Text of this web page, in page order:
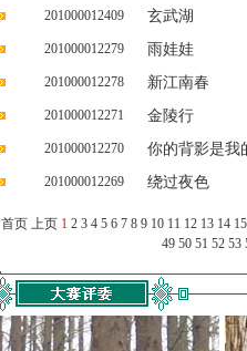
201000012409 玄武湖
201000012279 雨娃娃
201000012278 新江南春
201000012271 金陵行
201000012270 你的背影是我
201000012269 绕过夜色
首页 上页 1 2 3 4 5 6 7 8 9 10 11 12 13 14 15
49 50 51 52 53